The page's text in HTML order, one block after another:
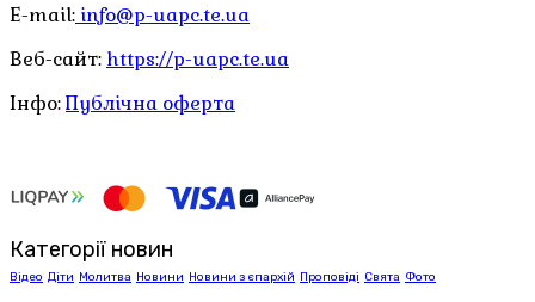
E-mail: info@p-uapc.te.ua
Веб-сайт: https://p-uapc.te.ua
Інфо:Публічна оферта
Категорії новин
Відео Діти Молитва Новини Новини з єпархій Проповіді Свята Фото